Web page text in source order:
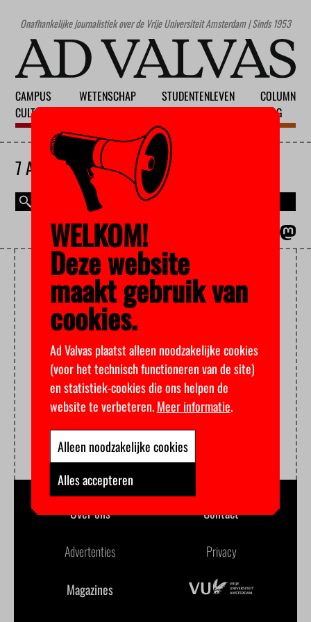
Onafhankelijke journalistiek over de Vrije Universiteit Amsterdam | Sinds 1953
CAMPUS
CULTUUR
WETENSCHAP
STUDENTENLEVEN
COLUMN
BLOG
7 AUGUSTUS 2026
VLIEGENDE SCHOTELS
Over ons Contact
Advertenties Privacy
Magazines
WELKOM!
Deze website
maakt gebruik van
cookies.
Ad Valvas plaatst alleen noodzakelijke cookies
(voor het technisch functioneren van de site)
en statistiek-cookies die ons helpen de
website te verbeteren.Meer informatie.
Alleen noodzakelijke cookies
Alles accepteren